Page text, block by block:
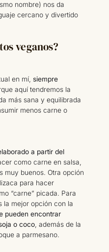
nombre) nos da
cercano y divertido
veganos?
en mí, siempre
aquí tendremos la
más sana y equilibrada
menos carne o
a partir del
como carne en salsa,
muy buenos. Otra opción
para hacer
“carne” picada. Para
la mejor opción con la
pueden encontrar
o coco , además de la
a parmesano.